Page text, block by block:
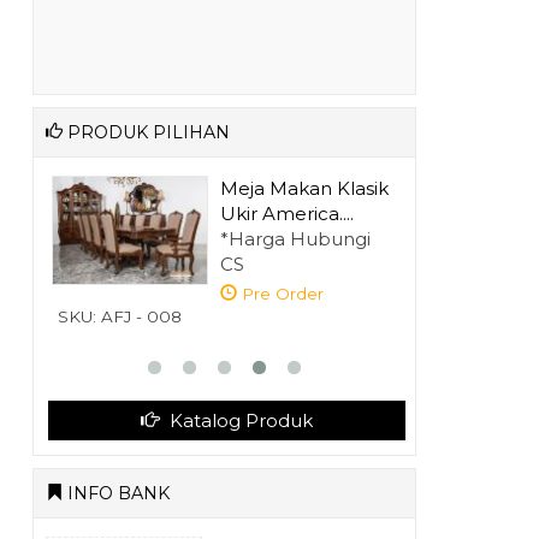
PRODUK PILIHAN
Meja Makan Klasik
Ukir America....
*Harga Hubungi
CS
Pre Order
SKU: AFJ - 008
Katalog Produk
INFO BANK